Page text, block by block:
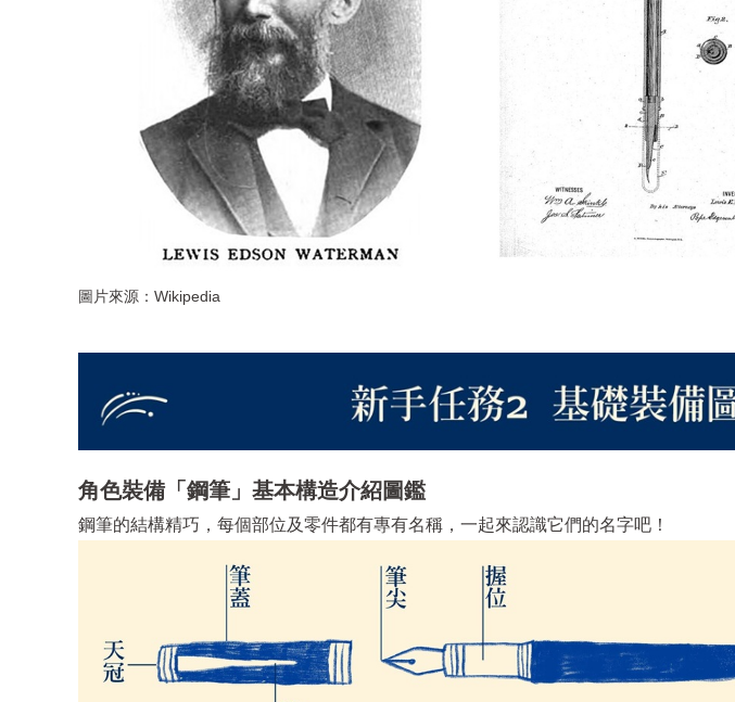
圖片來源：Wikipedia
角色裝備「鋼筆」基本構造介紹圖鑑
鋼筆的結構精巧，每個部位及零件都有專有名稱，一起來認識它們的名字吧！